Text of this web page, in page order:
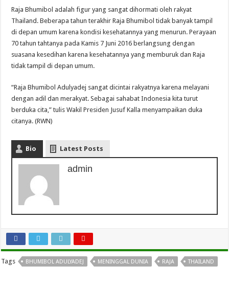
Raja Bhumibol adalah figur yang sangat dihormati oleh rakyat
Thailand. Beberapa tahun terakhir Raja Bhumibol tidak banyak tampil
di depan umum karena kondisi kesehatannya yang menurun. Perayaan
70 tahun tahtanya pada Kamis 7 Juni 2016 berlangsung dengan
suasana kesedihan karena kesehatannya yang memburuk dan Raja
tidak tampil di depan umum.
“Raja Bhumibol Adulyadej sangat dicintai rakyatnya karena melayani
dengan adil dan merakyat. Sebagai sahabat Indonesia kita turut
berduka cita,” tulis Wakil Presiden Jusuf Kalla menyampaikan duka
citanya. (RWN)
Bio Latest Posts
admin
Tags BHUMIBOL ADULYADEJ MENINGGAL DUNIA RAJA THAILAND